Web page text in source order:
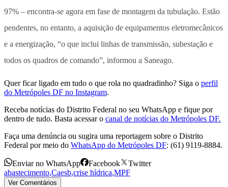
97% – encontra-se agora em fase de montagem da tubulação. Estão
pendentes, no entanto, a aquisição de equipamentos eletromecânicos
e a energização, “o que inclui linhas de transmissão, subestação e
todos os quadros de comando”, informou a Saneago.
Quer ficar ligado em tudo o que rola no quadradinho? Siga o perfil
do Metrópoles DF no Instagram.
Receba notícias do Distrito Federal no seu WhatsApp e fique por
dentro de tudo. Basta acessar o canal de notícias do Metrópoles DF.
Faça uma denúncia ou sugira uma reportagem sobre o Distrito
Federal por meio do WhatsApp do Metrópoles DF: (61) 9119-8884.
Enviar no WhatsApp Facebook
Twitter
abastecimento,Caesb,crise hídrica,MPF
Ver Comentários